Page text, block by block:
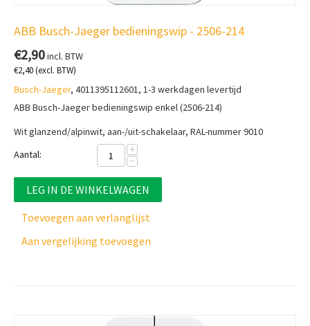
ABB Busch-Jaeger bedieningswip - 2506-214
€2,90incl. BTW
€2,40(excl. BTW)
Busch-Jaeger, 4011395112601, 1-3 werkdagen levertijd
ABB Busch-Jaeger bedieningswip enkel (2506-214)
Wit glanzend/alpinwit, aan-/uit-schakelaar, RAL-nummer 9010
Aantal:
+
−
LEG IN DE WINKELWAGEN
Toevoegen aan verlanglijst
Aan vergelijking toevoegen